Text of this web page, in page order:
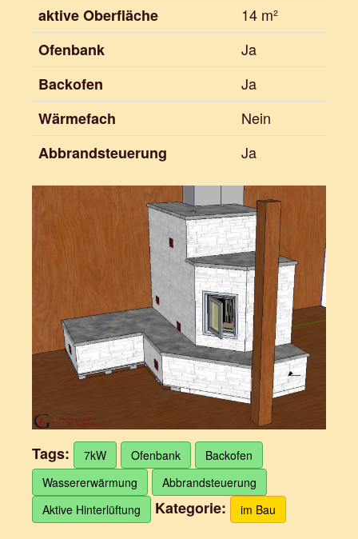
aktive Oberfläche
14 m²
Ofenbank
Ja
Backofen
Ja
Wärmefach
Nein
Abbrandsteuerung
Ja
Tags: 7kW Ofenbank
Backofen
Wassererwärmung
Abbrandsteuerung
Aktive Hinterlüftung
Kategorie: im Bau